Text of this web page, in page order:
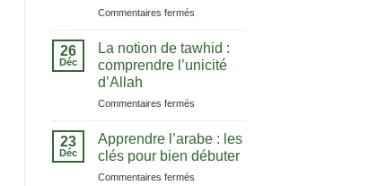
Commentaires ferméssur
d’arabe
la
pour
le
Coran
dans
sa
26
Déc
La notion de tawhid :
comprendre l’unicité
d’Allah
Commentaires ferméssur
notion
de
tawhid
:
23
Déc
Apprendre l’arabe : les
clés pour bien débuter
Commentaires ferméssur